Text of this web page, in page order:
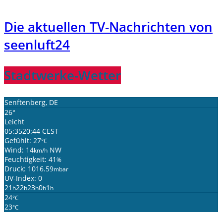
Die aktuellen TV-Nachrichten von
seenluft24
Stadtwerke-Wetter
Senftenberg, DE
26°
Leicht
05:3520:44 CEST
Gefühlt: 27°C
Wind: 14km/h NW
Feuchtigkeit: 41 %
Druck: 1016.59mbar
UV-Index: 0
21 h22h23h0h1 h
24°C
23°C